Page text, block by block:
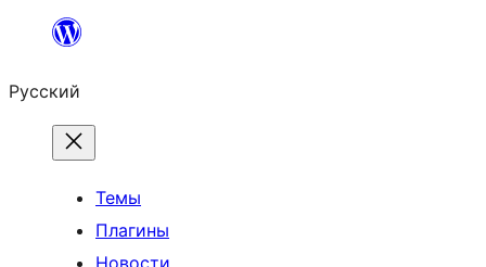
Перейти
содержимому
Русский
Темы
Плагины
Новости